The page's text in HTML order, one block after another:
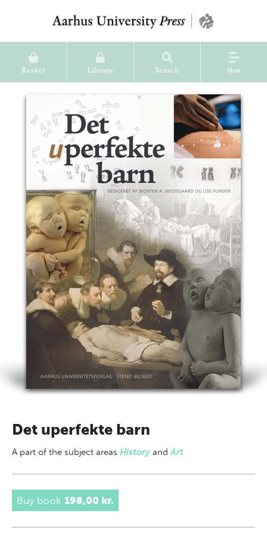
Basket Library Search Nav
Det uperfekte barn
A part of the subject areas History andArt
Buy book 198,00 kr.